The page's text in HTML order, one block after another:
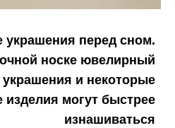
украшения перед сном.
носке ювелирный
украшения и некоторые
изделия могут быстрее
изнашиваться